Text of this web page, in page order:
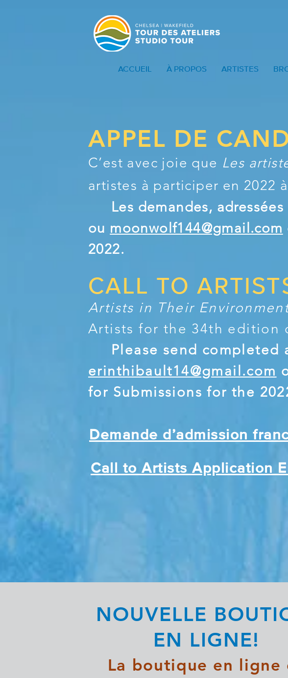
ACCUEIL À PROPOS ARTISTES
APPEL DE
C’est avec joie que Les
artistes à participer en 2022
Les demandes, adressées
ou moonwolf144@gmail.com
2022.
CALL TO
Artists in Their
Artists for the 34th edition
Please send completed
erinthibault14@gmail.com
for Submissions for the
Demande d’admission
Call to Artists Application
NOUVELLE
EN LIGNE!
La boutique en ligne